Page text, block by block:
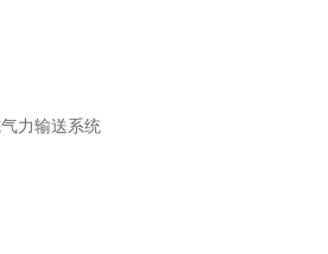
力输送系统